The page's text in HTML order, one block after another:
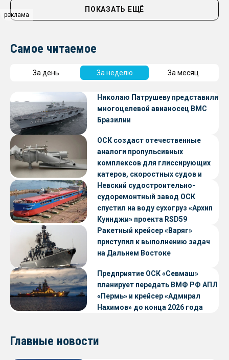
реклама
ПОКАЗАТЬ ЕЩЁ
Самое читаемое
За день За неделю За месяц
Николаю Патрушеву представили
многоцелевой авианосец ВМС
Бразилии
ОСК создаст отечественные
аналоги пропульсивных
комплексов для глиссирующих
катеров, скоростных судов и
судов с малой осадкой
Невский судостроительно-
судоремонтный завод ОСК
спустил на воду сухогруз «Архип
Куинджи» проекта RSD59
Ракетный крейсер «Варяг»
приступил к выполнению задач
на Дальнем Востоке
Предприятие ОСК «Севмаш»
планирует передать ВМФ РФ АПЛ
«Пермь» и крейсер «Адмирал
Нахимов» до конца 2026 года
Главные новости